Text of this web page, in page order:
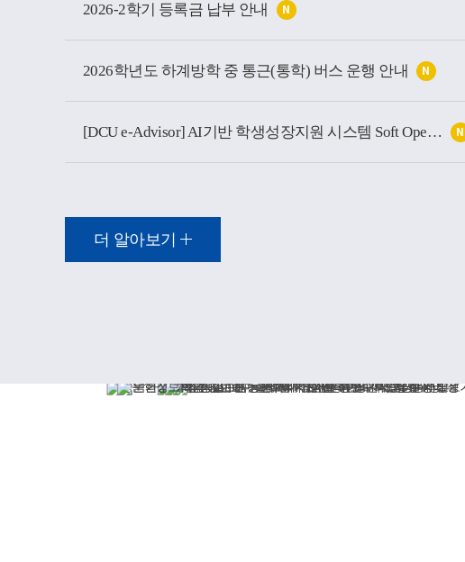
2026-2학기 등록금 납부 안내 N
2026학년도 하계방학 중 통근(통학) 버스 운행 안내 N
[DCU e-Advisor] AI기반 학생성장지원 시스템 Soft Opening(가오픈) 안내 N
더 알아보기